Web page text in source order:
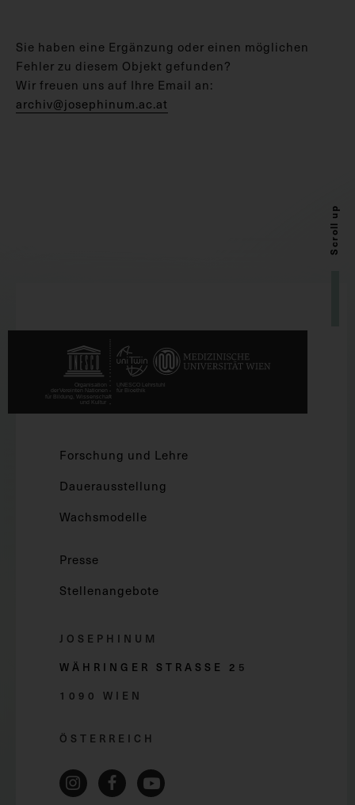
Sie haben eine Ergänzung oder einen möglichen
Fehler zu diesem Objekt gefunden?
Wir freuen uns auf Ihre Email an:
archiv@josephinum.ac.at
Scroll up
Forschung und Lehre
Dauerausstellung
Wachsmodelle
Presse
Stellenangebote
JOSEPHINUM
WÄHRINGER STRASSE 2 5
1090 WIEN
ÖSTERREICH